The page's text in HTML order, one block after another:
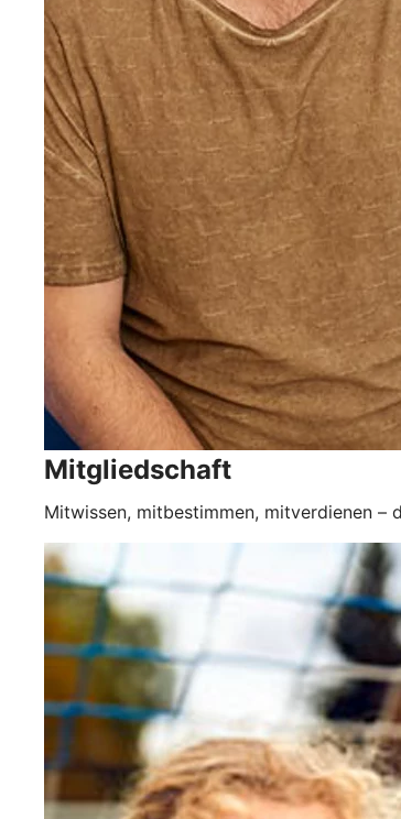
Mitgliedschaft
Mitwissen, mitbestimmen, mitverdienen –